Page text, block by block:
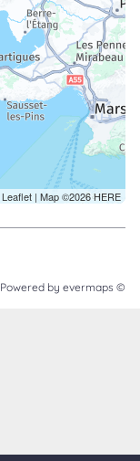
Leaflet| Map ©2026HERE
Powered by evermaps ©